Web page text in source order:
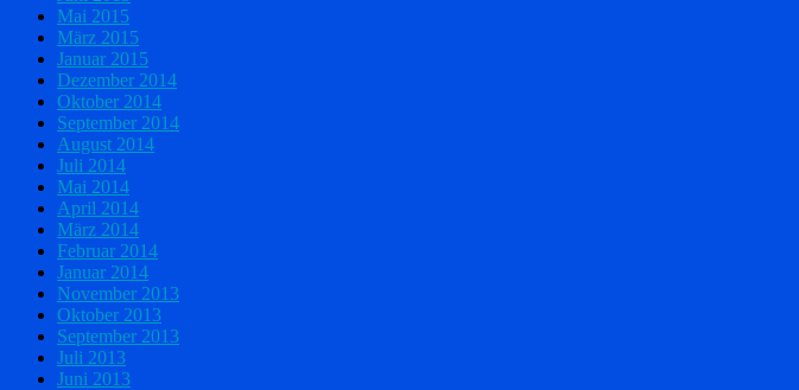
Mai 2015
März 2015
Januar 2015
Dezember 2014
Oktober 2014
September 2014
August 2014
Juli 2014
Mai 2014
April 2014
März 2014
Februar 2014
Januar 2014
November 2013
Oktober 2013
September 2013
Juli 2013
Juni 2013